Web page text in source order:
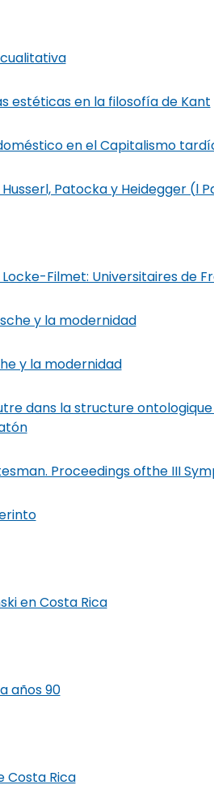
estéticas en la filosofía de Kant
en el Capitalismo
Patocka y Heidegger (l
Filmet: Universitaires de
y la modernidad
y la modernidad
dans la structure
Proceedings ofthe III
en Costa Rica
años 90
Costa Rica